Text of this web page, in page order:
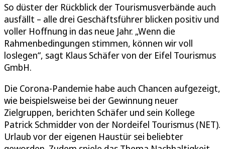
So düster der Rückblick der Tourismusverbände auch
ausfällt – alle drei Geschäftsführer blicken positiv und
voller Hoffnung in das neue Jahr. „Wenn die
Rahmenbedingungen stimmen, können wir voll
loslegen“, sagt Klaus Schäfer von der Eifel Tourismus
GmbH.
Die Corona-Pandemie habe auch Chancen aufgezeigt,
wie beispielsweise bei der Gewinnung neuer
Zielgruppen, berichten Schäfer und sein Kollege
Patrick Schmidder von der Nordeifel Tourismus (NET).
Urlaub vor der eigenen Haustür sei beliebter